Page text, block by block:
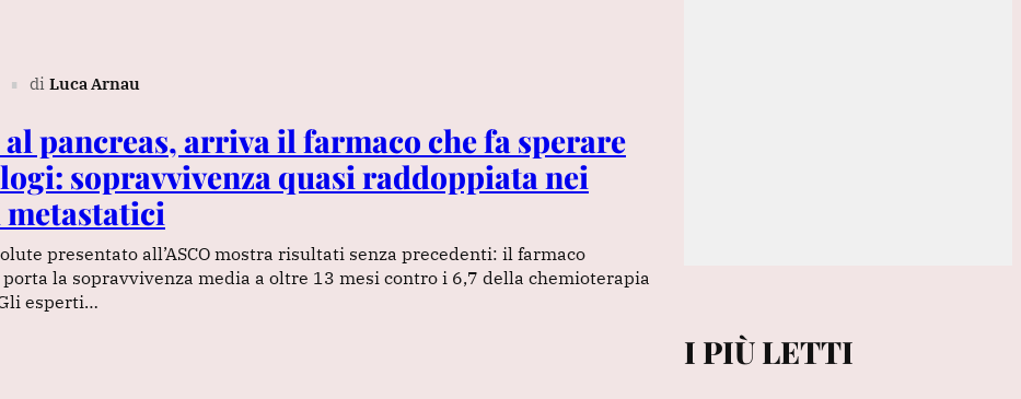
∎ di Luca Arnau
pancreas, arriva il farmaco che fa sperare
sopravvivenza quasi raddoppiata nei
presentato all’ASCO mostra risultati senza precedenti: il farmaco
la sopravvivenza media a oltre 13 mesi contro i 6,7 della chemioterapia
esperti…
I PIÙ LETTI